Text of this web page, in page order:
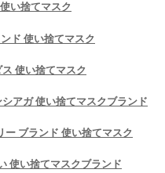
い捨てマスク
ド 使い捨てマスク
使い捨てマスク
アガ 使い捨てマスクブランド
ブランド 使い捨てマスク
使い捨てマスクブランド